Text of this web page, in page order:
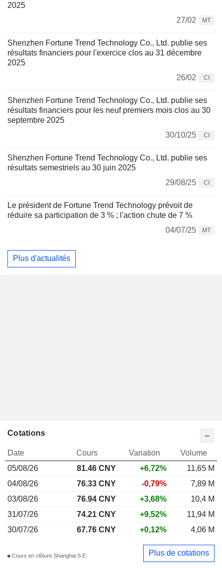
2025
27/02
MT
Shenzhen Fortune Trend Technology Co., Ltd. publie ses
résultats financiers pour l'exercice clos au 31 décembre
2025
26/02
CI
Shenzhen Fortune Trend Technology Co., Ltd. publie ses
résultats financiers pour les neuf premiers mois clos au 30
septembre 2025
30/10/25
CI
Shenzhen Fortune Trend Technology Co., Ltd. publie ses
résultats semestriels au 30 juin 2025
29/08/25
CI
Le président de Fortune Trend Technology prévoit de
réduire sa participation de 3 % ; l'action chute de 7 %
04/07/25
MT
Plus d'actualités
Cotations
Date Cours Variation
Volume
05/08/26
81.46 CNY +6,72%
11,65 M
04/08/26
76.33 CNY -0,79%
7,89 M
03/08/26
76.94 CNY +3,68%
10,4 M
31/07/26
74.21 CNY +9,52%
11,94 M
30/07/26
67.76 CNY +0,12% 4,06 M
Cours en clôture Shanghai S.E. Plus de cotations